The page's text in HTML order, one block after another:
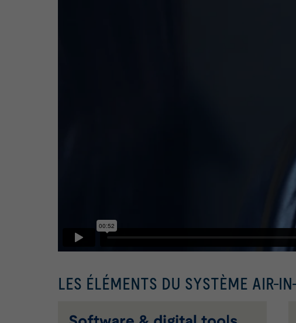
LES ÉLÉMENTS DU SYSTÈME AIR-